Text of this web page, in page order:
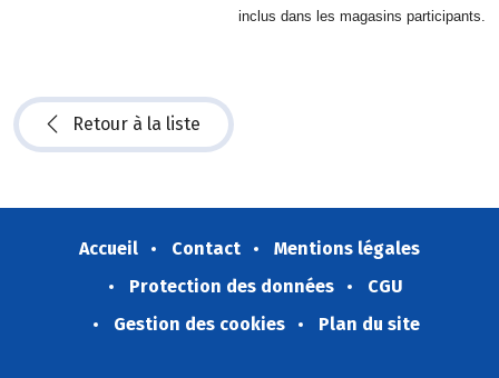
inclus dans les magasins participants.
Retour à la liste
Accueil Contact
Mentions légales
Protection des données
CGU
Gestion des cookies
Plan du site